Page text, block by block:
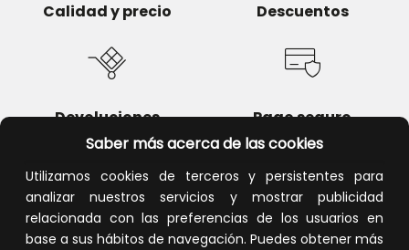
Saber más acerca de las cookies
Utilizamos cookies de terceros y persistentes para
analizar nuestros servicios y mostrar publicidad
relacionada con las preferencias de los usuarios en
base a sus hábitos de navegación. Puedes obtener más
Calidad y precio Descuentos
Devoluciones Pago seguro
Atención al cliente